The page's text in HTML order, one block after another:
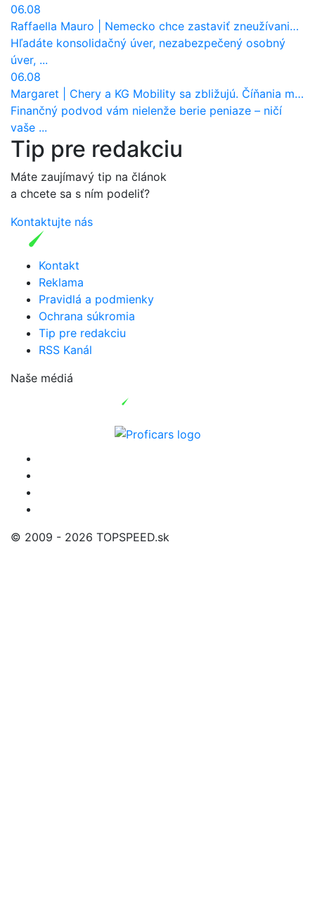
06.08
Raffaella Mauro
Nemecko chce zastaviť zneužívanie dotácií na elektromobily. Pritvrdí pravidlá
Hľadáte konsolidačný úver, nezabezpečený osobný
úver, ...
06.08
Margaret
Chery a KG Mobility sa zbližujú. Číňania môžu získať 10 % bývalého SsangYongu
Finančný podvod vám nielenže berie peniaze – ničí
vaše ...
Tip pre redakciu
Máte zaujímavý tip na článok
a chcete sa s ním podeliť?
Kontaktujte nás
Kontakt
Reklama
Pravidlá a podmienky
Ochrana súkromia
Tip pre redakciu
RSS Kanál
Naše médiá
© 2009 - 2026 TOPSPEED.sk